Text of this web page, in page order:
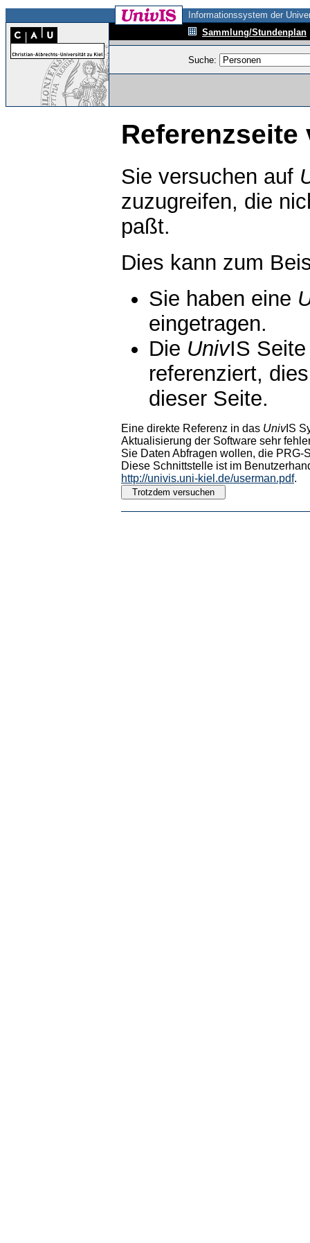
Informationssystem der
Sammlung/Stundenplan
Suche:
Referenzseite
Sie versuchen auf
zuzugreifen, die
paßt.
Dies kann zum
Sie haben eine
eingetragen.
Die UnivIS
referenziert,
dieser Seite.
Eine direkte Referenz in das UnivIS
Aktualisierung der Software sehr
Sie Daten Abfragen wollen, die PRG-
Diese Schnittstelle ist im
http://univis.uni-kiel.de/userman.pdf.